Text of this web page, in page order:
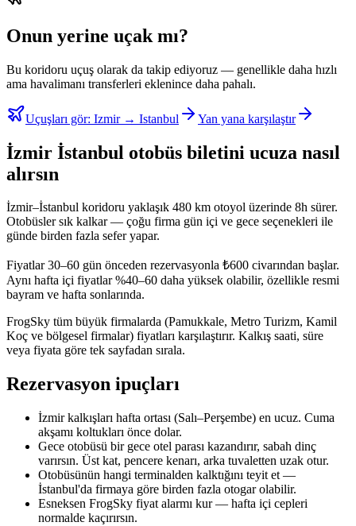
Onun yerine uçak mı?
Bu koridoru uçuş olarak da takip ediyoruz — genellikle daha hızlı
ama havalimanı transferleri eklenince daha pahalı.
Uçuşları gör: Izmir → Istanbul Yan yana karşılaştır
İzmir İstanbul otobüs biletini ucuza nasıl
alırsın
İzmir–İstanbul koridoru yaklaşık 480 km otoyol üzerinde 8h sürer.
Otobüsler sık kalkar — çoğu firma gün içi ve gece seçenekleri ile
günde birden fazla sefer yapar.
Fiyatlar 30–60 gün önceden rezervasyonla ₺600 civarından başlar.
Aynı hafta içi fiyatlar %40–60 daha yüksek olabilir, özellikle resmi
bayram ve hafta sonlarında.
FrogSky tüm büyük firmalarda (Pamukkale, Metro Turizm, Kamil
Koç ve bölgesel firmalar) fiyatları karşılaştırır. Kalkış saati, süre
veya fiyata göre tek sayfadan sırala.
Rezervasyon ipuçları
İzmir kalkışları hafta ortası (Salı–Perşembe) en ucuz. Cuma
akşamı koltukları önce dolar.
Gece otobüsü bir gece otel parası kazandırır, sabah dinç
varırsın. Üst kat, pencere kenarı, arka tuvaletten uzak otur.
Otobüsünün hangi terminalden kalktığını teyit et —
İstanbul'da firmaya göre birden fazla otogar olabilir.
Esneksen FrogSky fiyat alarmı kur — hafta içi cepleri
normalde kaçırırsın.